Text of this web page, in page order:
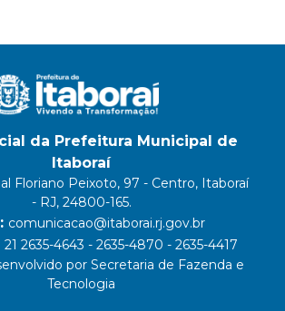
da Prefeitura Municipal de
Itaboraí
Floriano Peixoto, 97 - Centro, Itaboraí
- RJ, 24800-165.
comunicacao@itaborai.rj.gov.br
21 2635-4643 - 2635-4870 - 2635-4417
por Secretaria de Fazenda e
Tecnologia